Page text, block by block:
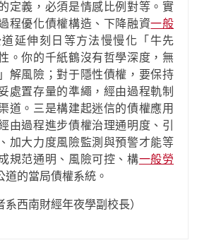
定義，必須是情感比例對等。實
程優化債權構造、下降融資一般
延伸刻日等方法慢慢化「牛先
。你的千紙鶴沒有哲學深度，無
解風險；對于隱性債權，要保持
處置存量的準繩，經由過程軌制
道。三是構建起迷信的債權應用
由過程進步債權治理通明度、引
加大力度風險監測與預警才能等
規范通明、風險可控、構一般勞
道的當局債權系統。
系西南財經年夜學副校長）